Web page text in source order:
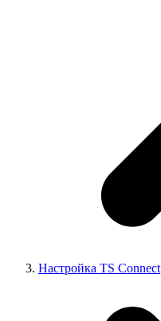
Настройка TS Connect